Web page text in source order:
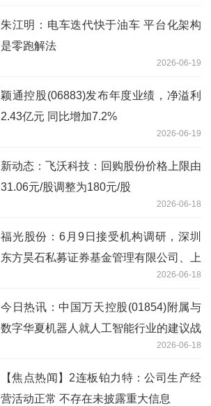
朱江明：电车迭代快于油车 平台化架构
是零跑解法
2026-06-19
颖通控股(06883)发布年度业绩，净溢利
2.43亿元 同比增加7.2%
2026-06-19
新动态：飞沃科技：回购股份价格上限由
31.06元/股调整为180元/股
2026-06-18
福光股份：6月9日接受机构调研，深圳
东方昊石私募证券基金管理有限公司、上
海隆象私募基金管理有限公司等多家机构
参与
2026-06-18
今日热讯：中国万天控股(01854)附属与
数字华夏机器人就人工智能行业的建议战
2026-06-18
【焦点热闻】2连板铂力特：公司生产经
营活动正常 不存在未披露重大信息